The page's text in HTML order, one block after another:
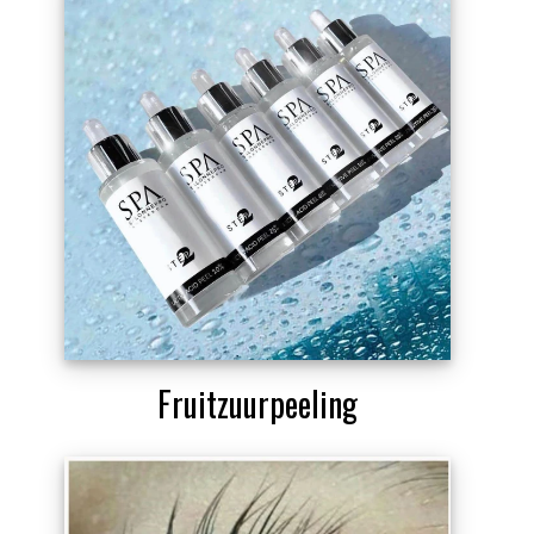
Fruitzuurpeeling